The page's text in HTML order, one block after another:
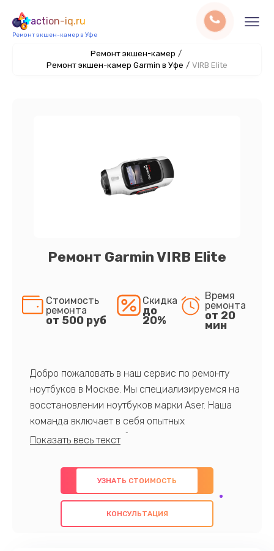
action-iq.ru
Ремонт экшен-камер в Уфе
Ремонт экшен-камер /
Ремонт экшен-камер Garmin в Уфе / VIRB Elite
Ремонт Garmin VIRB Elite
Стоимость
ремонта
от 500 руб
Скидка
до
20%
Время
ремонта
от 20
мин
Добро пожаловать в наш сервис по ремонту
ноутбуков в Москве. Мы специализируемся на
восстановлении ноутбуков марки Aser. Наша
команда включает в себя опытных
профессионалов с обширными знаниями и
предлагаем быстрый и качественный ремонт с
использованием оригинальных компонентов, а
также гарантируем качество всех
проведенных работ. Наша цель - предоставить
УЗНАТЬ СТОИМОСТЬ
КОНСУЛЬТАЦИЯ